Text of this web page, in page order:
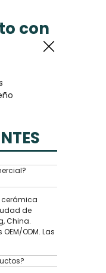
con
cerámica
de
China.
ODM. Las